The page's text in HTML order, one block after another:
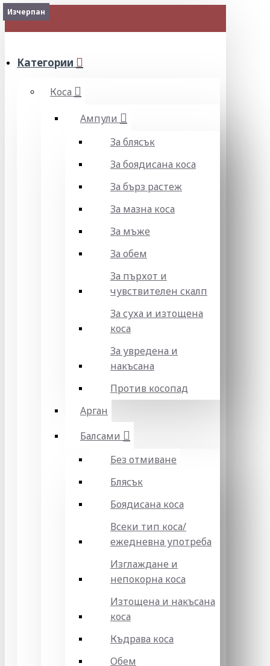
МЕНЮ
Категории
Коса
Ампули
За блясък
За боядисана коса
За бърз растеж
За мазна коса
За мъже
За обем
За пърхот и
чувствителен скалп
За суха и изтощена
коса
За увредена и
накъсана
Против косопад
Арган
Балсами
Без отмиване
Блясък
Боядисана коса
Всеки тип коса/
ежедневна употреба
Изглаждане и
непокорна коса
Изтощена и накъсана
коса
Къдрава коса
Обем
Изчерпан
Изчерпан
2-3 Days
Изчерпан
Изчерпан